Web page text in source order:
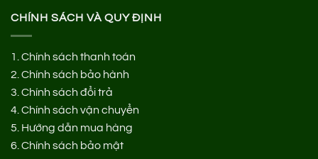
CHÍNH SÁCH VÀ QUY ĐỊNH
1. Chính sách thanh toán
2. Chính sách bảo hành
3. Chính sách đổi trả
4. Chính sách vận chuyển
5. Hướng dẫn mua hàng
6. Chính sách bảo mật